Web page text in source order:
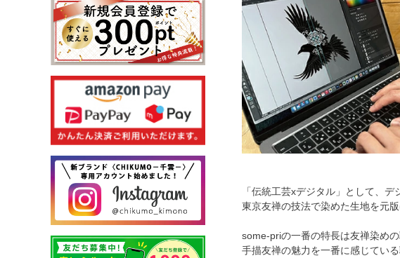
「伝統工芸xデジタル」として、
東京友禅の技法で染めた生地を元
some-priの一番の特長は友禅染め
手描友禅の魅力を一番に感じてい